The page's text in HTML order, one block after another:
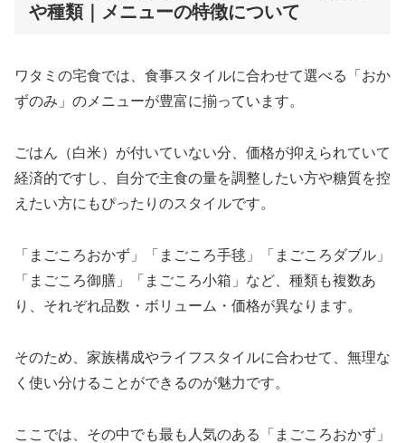
や種類｜メニューの特徴について
ワタミの宅食では、食事スタイルに合わせて選べる「おか
ずのみ」のメニューが豊富に揃っています。
ごはん（白米）が付いていない分、価格が抑えられていて
経済的ですし、自分で主食の量を調整したい方や糖質を控
えたい方にもぴったりのスタイルです。
「まごころおかず」「まごころ手毬」「まごころダブル」
「まごころ御膳」「まごころ小箱」など、種類も複数あ
り、それぞれ品数・ボリューム・価格が異なります。
そのため、家族構成やライフスタイルに合わせて、無理な
く使い分けることができるのが魅力です。
ここでは、その中でも最も人気のある「まごころおかず」